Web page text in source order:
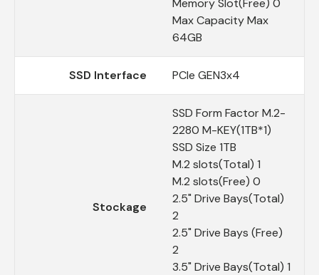
Memory Slot(Free) 0
Max Capacity Max
64GB
SSD Interface PCIe GEN3x4
Stockage
SSD Form Factor M.2-
2280 M-KEY(1TB*1)
SSD Size 1TB
M.2 slots(Total) 1
M.2 slots(Free) 0
2.5" Drive Bays(Total)
2
2.5" Drive Bays (Free)
2
3.5" Drive Bays(Total) 1